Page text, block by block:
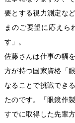
要とする視力測定な
まのご要望に応えら
す」。
佐藤さんは仕事の幅
方が持つ国家資格「
なることで挑戦でき
たのです。「眼鏡作
すでに取得した先輩